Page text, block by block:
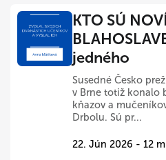
KTO SÚ NOVÍ
jedného
Susedné Česko
v Brne totiž konalo
kňazov a
Drbolu. Sú pr...
22. Jún 2026 - 12